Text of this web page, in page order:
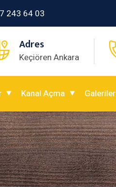
243 64 03
Adres
Keçiören Ankara
Kanal Açma Galeriler